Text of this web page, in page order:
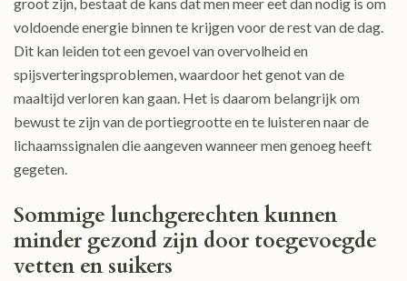
voldoende energie binnen te krijgen voor de rest van de dag.
Dit kan leiden tot een gevoel van overvolheid en
spijsverteringsproblemen, waardoor het genot van de
maaltijd verloren kan gaan. Het is daarom belangrijk om
bewust te zijn van de portiegrootte en te luisteren naar de
lichaamssignalen die aangeven wanneer men genoeg heeft
gegeten.
Sommige lunchgerechten kunnen
minder gezond zijn door toegevoegde
vetten en suikers